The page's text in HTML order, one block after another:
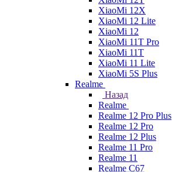
XiaoMi 12X
XiaoMi 12 Lite
XiaoMi 12
XiaoMi 11T Pro
XiaoMi 11T
XiaoMi 11 Lite
XiaoMi 5S Plus
Realme
Назад
Realme
Realme 12 Pro Plus
Realme 12 Pro
Realme 12 Plus
Realme 11 Pro
Realme 11
Realme C67